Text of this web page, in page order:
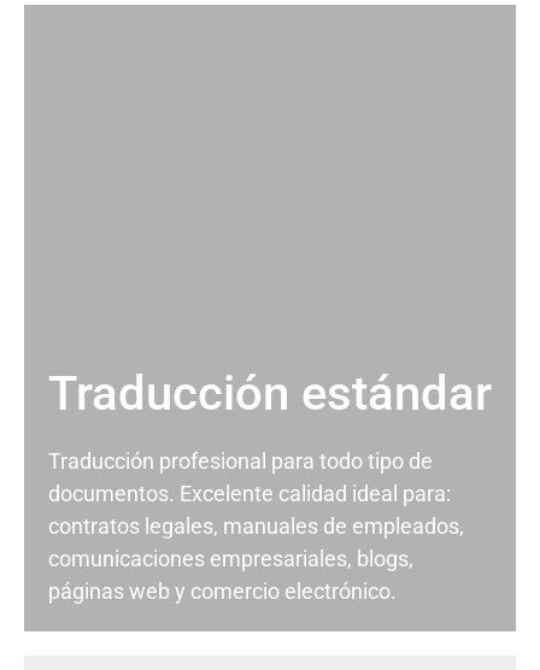
Traducción estándar
Traducción profesional para todo tipo de
documentos. Excelente calidad ideal para:
contratos legales, manuales de empleados,
comunicaciones empresariales, blogs,
páginas web y comercio electrónico.